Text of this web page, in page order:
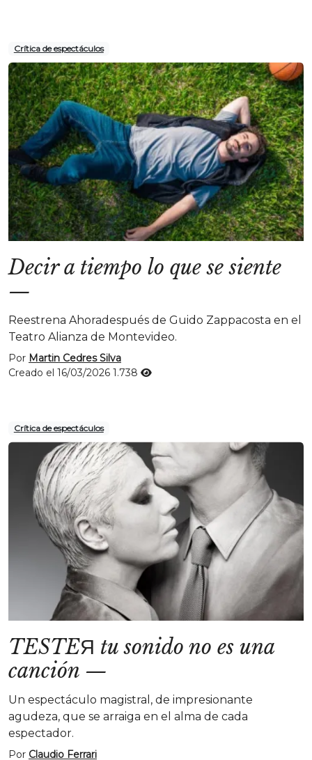
Crítica de espectáculos
Decir a tiempo lo que se siente
—
Reestrena Ahoradespués de Guido Zappacosta en el
Teatro Alianza de Montevideo.
Por Martin Cedres Silva
Creado el 16/03/2026 1.738
Crítica de espectáculos
TESTEЯ tu sonido no es una
canción —
Un espectáculo magistral, de impresionante
agudeza, que se arraiga en el alma de cada
espectador.
Por Claudio Ferrari